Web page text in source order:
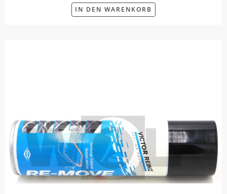
IN DEN WARENKORB